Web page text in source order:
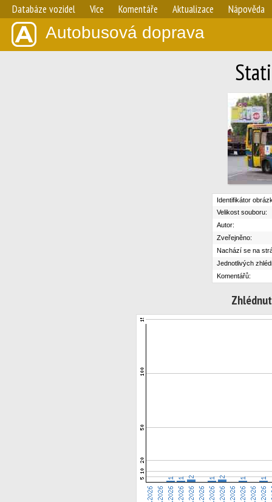
Databáze vozidel Více Komentáře Aktualizace Nápověda
Autobusová doprava
Identifikátor
Velikost souboru:
Autor:
Zveřejněno:
Nachází se na
Jednotlivých
Komentářů: